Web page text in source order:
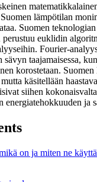
lämpötilan
Suomen
perustuu euklidin
Fourier-
sävyn taajamaisessa,
korostetaan.
käsitellään
siihen
energiatehokkuuden ja
on ja miten ne